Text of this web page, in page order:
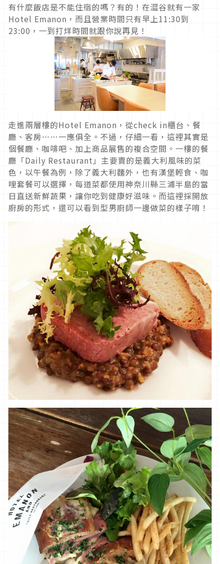
有什麼飯店是不能住宿的嗎？有的！在澀谷就有一家
Hotel Emanon，而且營業時間只有早上11:30到
23:00，一到打烊時間就跟你說再見！
走進兩層樓的Hotel Emanon，從check in櫃台、餐
廳、客房……一應俱全。不過，仔細一看，這裡其實是
個餐廳、咖啡吧、加上商品展售的複合空間。一樓的餐
廳「Daily Restaurant」主要賣的是義大利風味的菜
色，以午餐為例，除了義大利麵外，也有漢堡輕食、咖
哩套餐可以選擇，每道菜都使用神奈川縣三浦半島的當
日直送新鮮蔬果，讓你吃到健康好滋味。而這裡採開放
廚房的形式，還可以看到型男廚師一邊做菜的樣子唷！